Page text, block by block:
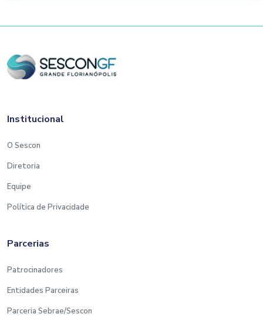
Institucional
O Sescon
Diretoria
Equipe
Política de Privacidade
Parcerias
Patrocinadores
Entidades Parceiras
Parceria Sebrae/Sescon